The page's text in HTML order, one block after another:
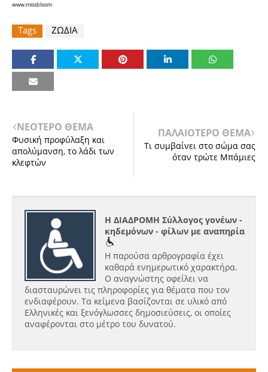
www.missbloom
Tags ΖΩΔΙΑ
ΝΕΟΤΕΡΟ ΘΕΜΑ
Φυσική προφύλαξη και
απολύμανση, το λάδι των
κλεφτών
ΠΑΛΑΙΟΤΕΡΟ ΘΕΜΑ
Τι συμβαίνει στο σώμα σας
όταν τρώτε Μπάμιες
Η ΔΙΑΔΡΟΜΗ Σύλλογος γονέων -
κηδεμόνων - φίλων με αναπηρία
Η παρούσα αρθρογραφία έχει
καθαρά ενημερωτικό χαρακτήρα.
Ο αναγνώστης οφείλει να
διασταυρώνει τις πληροφορίες για θέματα που τον
ενδιαφέρουν. Τα κείμενα βασίζονται σε υλικό από
Ελληνικές και ξενόγλωσσες δημοσιεύσεις, οι οποίες
αναφέρονται στο μέτρο του δυνατού.